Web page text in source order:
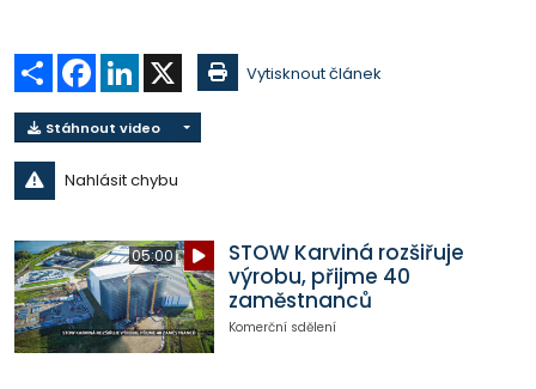
Sdílet Facebook
LinkedIn Vytisknout článek
Stáhnout video
Nahlásit chybu
05:00
STOW Karviná rozšiřuje
výrobu, přijme 40
zaměstnanců
Komerční sdělení